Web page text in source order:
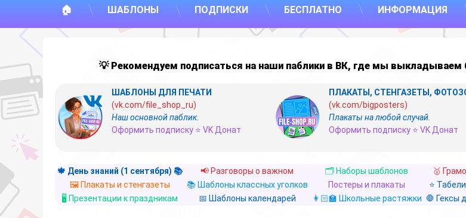
🏠 ШАБЛОНЫ ПОДПИСКИ БЕСПЛАТНО ИНФОРМАЦИЯ
💡 Рекомендуем подписаться на наши паблики в ВК, где мы выкладываем
ШАБЛОНЫ ДЛЯ ПЕЧАТИ
(vk.com/file_shop_ru)
Наш основной паблик.
Оформить подписку ⭐ VK Донат
ПЛАКАТЫ, СТЕНГАЗЕТЫ,
(vk.com/bigposters)
Плакаты на любой случай.
Оформить подписку ⭐ VK Донат
🍁 День знаний (1 сентября) 📚 📢 Разговоры о важном 🗂️ Наборы шаблонов 🥇
🖼️ Плакаты и стенгазеты
📚 Шаблоны классных уголков Постеры и плакаты ⭐
🖥️ Презентации к праздникам
📅 Шаблоны календарей 👩🏻‍🏫 Школьные растяжки 🛑 Гексы